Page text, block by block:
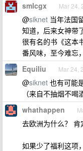
smlcgx Mar 24,
@siknet 当年法国
知道，后来女神带
很有名的书《这本
番风味，至今难忘
Equiliu Mar 24,
@siknet 也有可能
（来自不抽烟不喝
whathappen
去欧洲为什么？ 肯
如果少了福利这项